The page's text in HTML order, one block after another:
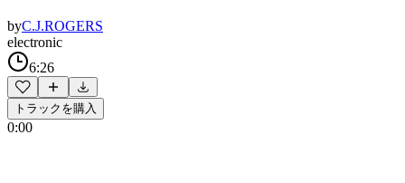
byC.J.ROGERS
electronic
6:26
トラックを購入
0:00